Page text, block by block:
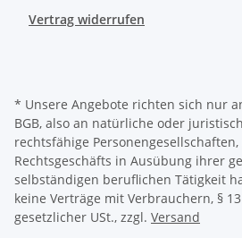
Vertrag widerrufen
* Unsere Angebote richten sich nur
BGB, also an natürliche oder
rechtsfähige
Rechtsgeschäfts in Ausübung ihrer
selbständigen beruflichen Tätigkeit
keine Verträge mit Verbrauchern, §
gesetzlicher USt., zzgl. Versand